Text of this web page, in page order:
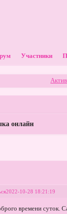
Участники
онлайн
2022-10-28 18:21:19
времени суток.